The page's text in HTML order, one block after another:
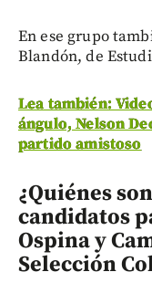
En ese grupo
Blandón, de
Lea también:
ángulo, Nelson
partido amistoso
¿Quiénes
candidatos
Ospina y
Selección